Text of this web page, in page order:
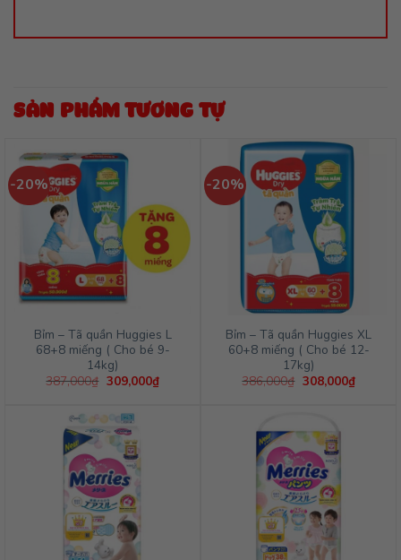
SẢN PHẨM TƯƠNG TỰ
-20%
Bỉm – Tã quần Huggies L
68+8 miếng ( Cho bé 9-
14kg)
387,000₫ Giá
387,000₫.
309,000₫Giá
hiện
-20%
Bỉm – Tã quần Huggies XL
60+8 miếng ( Cho bé 12-
17kg)
386,000₫ Giá
308,000₫Giá
hiện